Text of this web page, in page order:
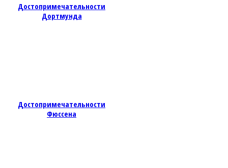
Достопримечательности
Дортмунда
Достопримечательности
Фюссена